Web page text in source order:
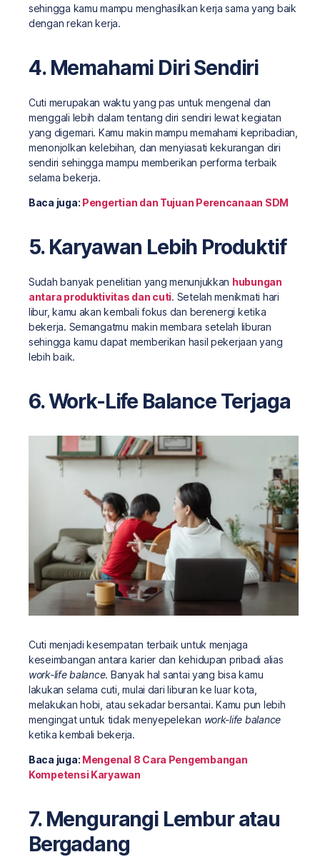
sehingga kamu mampu menghasilkan kerja sama yang baik
dengan rekan kerja.
4. Memahami Diri Sendiri
Cuti merupakan waktu yang pas untuk mengenal dan
menggali lebih dalam tentang diri sendiri lewat kegiatan
yang digemari. Kamu makin mampu memahami kepribadian,
menonjolkan kelebihan, dan menyiasati kekurangan diri
sendiri sehingga mampu memberikan performa terbaik
selama bekerja.
Baca juga: Pengertian dan Tujuan Perencanaan SDM
5. Karyawan Lebih Produktif
Sudah banyak penelitian yang menunjukkan hubungan
antara produktivitas dan cuti. Setelah menikmati hari
libur, kamu akan kembali fokus dan berenergi ketika
bekerja. Semangatmu makin membara setelah liburan
sehingga kamu dapat memberikan hasil pekerjaan yang
lebih baik.
6. Work-Life Balance Terjaga
Cuti menjadi kesempatan terbaik untuk menjaga
keseimbangan antara karier dan kehidupan pribadi alias
work-life balance. Banyak hal santai yang bisa kamu
lakukan selama cuti, mulai dari liburan ke luar kota,
melakukan hobi, atau sekadar bersantai. Kamu pun lebih
mengingat untuk tidak menyepelekan work-life balance
ketika kembali bekerja.
Baca juga: Mengenal 8 Cara Pengembangan
Kompetensi Karyawan
7. Mengurangi Lembur atau
Bergadang